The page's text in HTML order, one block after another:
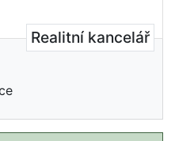
Realitní kancelář